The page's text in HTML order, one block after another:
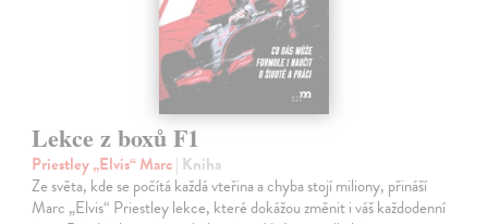
Lekce z boxů F1
Priestley „Elvis“ Marc| Kniha
Ze světa, kde se počítá každá vteřina a chyba stojí miliony, přináší
Marc „Elvis“ Priestley lekce, které dokážou změnit i váš každodenní